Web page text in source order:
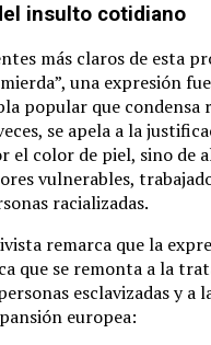
insulto cotidiano
más claros de esta
una expresión
popular que condensa
se apela a la
el color de piel, sino de
vulnerables,
racializadas.
remarca que la
que se remonta a la
esclavizadas y a
europea: